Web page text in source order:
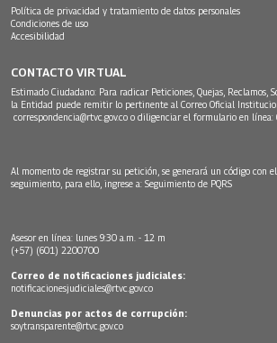
Política de privacidad y tratamiento de datos personales
Condiciones de uso
Accesibilidad
CONTACTO VIRTUAL
Estimado Ciudadano: Para radicar Peticiones, Quejas, Reclamos,
la Entidad puede remitir lo pertinente al Correo Oficial
correspondencia@rtvc.gov.co o diligenciar el formulario en línea:
Al momento de registrar su petición, se generará un código con
seguimiento, para ello, ingrese a: Seguimiento de PQRS
Asesor en línea: lunes 9:30 a.m. - 12 m
(+57) (601) 2200700
Correo de notificaciones judiciales:
notificacionesjudiciales@rtvc.gov.co
Denuncias por actos de corrupción:
soytransparente@rtvc.gov.co